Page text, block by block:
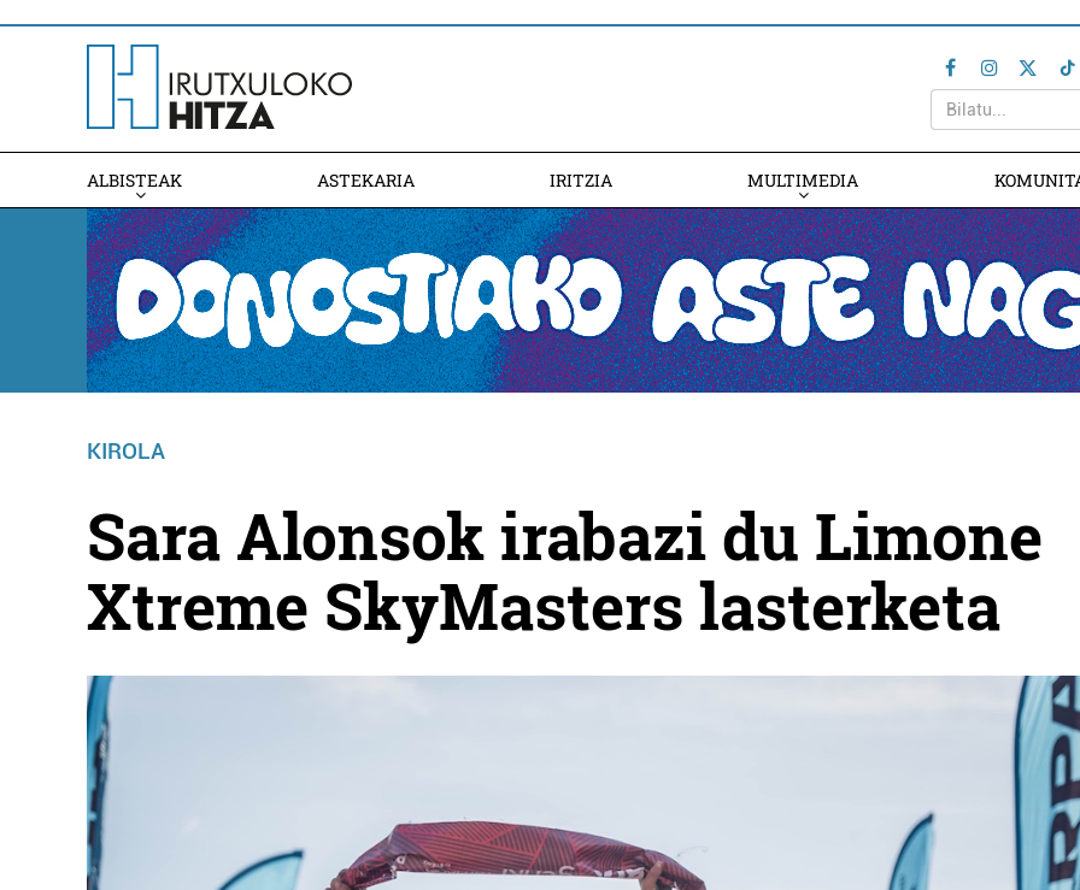
ALBISTEAK ASTEKARIA IRITZIA MULTIMEDIA
KIROLA
Sara Alonsok irabazi du Limone
Xtreme SkyMasters lasterketa